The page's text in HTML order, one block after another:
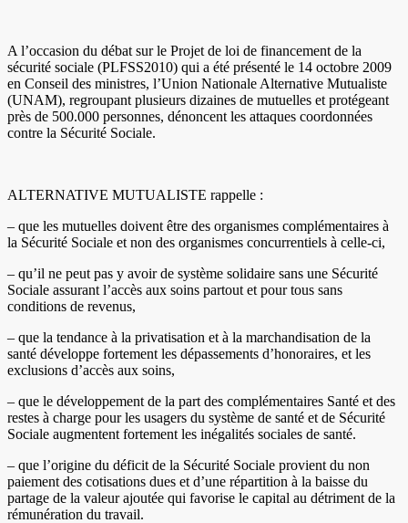
A l’occasion du débat sur le Projet de loi de financement de la
sécurité sociale (PLFSS2010) qui a été présenté le 14 octobre 2009
en Conseil des ministres, l’Union Nationale Alternative Mutualiste
(UNAM), regroupant plusieurs dizaines de mutuelles et protégeant
près de 500.000 personnes, dénoncent les attaques coordonnées
contre la Sécurité Sociale.
ALTERNATIVE MUTUALISTE rappelle :
– que les mutuelles doivent être des organismes complémentaires à
la Sécurité Sociale et non des organismes concurrentiels à celle-ci,
– qu’il ne peut pas y avoir de système solidaire sans une Sécurité
Sociale assurant l’accès aux soins partout et pour tous sans
conditions de revenus,
– que la tendance à la privatisation et à la marchandisation de la
santé développe fortement les dépassements d’honoraires, et les
exclusions d’accès aux soins,
– que le développement de la part des complémentaires Santé et des
restes à charge pour les usagers du système de santé et de Sécurité
Sociale augmentent fortement les inégalités sociales de santé.
– que l’origine du déficit de la Sécurité Sociale provient du non
paiement des cotisations dues et d’une répartition à la baisse du
partage de la valeur ajoutée qui favorise le capital au détriment de la
rémunération du travail.